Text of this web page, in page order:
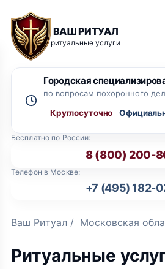
ВАШ РИТУАЛ
ритуальные услуги
Бесплатно по России:
8 (800) 200-
Телефон в Москве:
+7 (495) 182-
Городская
по вопросам похоронного
Круглосуточно
Ваш Ритуал / Московская
Ритуальные